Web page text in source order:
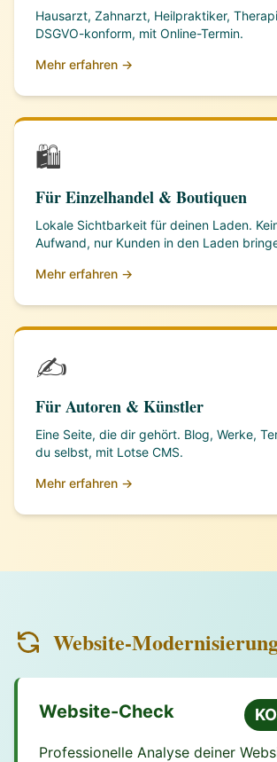
Hausarzt, Zahnarzt, Heilpraktiker,
DSGVO-konform, mit Online-Termin.
Mehr erfahren →
🛍️
Für Einzelhandel & Boutiquen
Lokale Sichtbarkeit für deinen Laden.
Aufwand, nur Kunden in den Laden
Mehr erfahren →
✍️
Für Autoren & Künstler
Eine Seite, die dir gehört. Blog, Werke,
du selbst, mit Lotse CMS.
Mehr erfahren →
Website-
Website-Check
Professionelle Analyse deiner